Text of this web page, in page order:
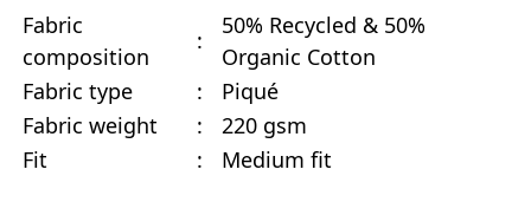
Fabric
composition
:
50% Recycled & 50%
Organic Cotton
Fabric type
:
Piqué
Fabric weight
:
220 gsm
Fit
: Medium fit